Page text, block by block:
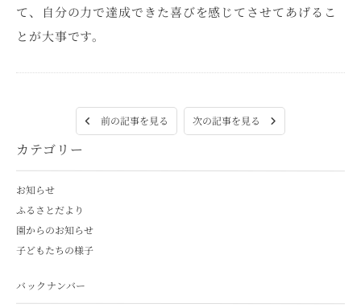
カテゴリー
お知らせ
ふるさとだより
園からのお知らせ
子どもたちの様子
バックナンバー
て、自分の力で達成できた喜びを感じてさせてあげるこ
とが大事です。
前の記事を見る 次の記事を見る